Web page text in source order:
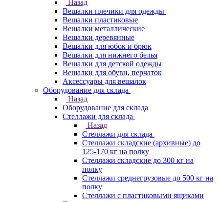
Назад
Вешалки плечики для одежды
Вешалки пластиковые
Вешалки металлические
Вешалки деревянные
Вешалки для юбок и брюк
Вешалки для нижнего белья
Вешалки для детской одежды
Вешалки для обуви, перчаток
Аксессуары для вешалок
Оборудование для склада
Назад
Оборудование для склада
Стеллажи для склада
Назад
Стеллажи для склада
Стеллажи складские (архивные) до
125-170 кг на полку
Стеллажи складские до 300 кг на
полку
Стеллажи среднегрузовые до 500 кг на
полку
Стеллажи с пластиковыми ящиками